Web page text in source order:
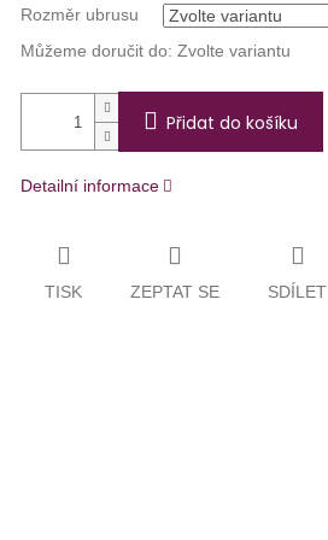
Rozměr ubrusu
Můžeme doručit do: Zvolte variantu
Přidat do košíku
Detailní informace
TISK ZEPTAT SE SDÍLET